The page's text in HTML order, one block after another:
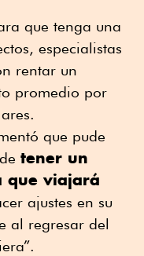
que tenga una
especialistas
rentar un
promedio por
que pude
tener un
que viajará
ajustes en su
al regresar del